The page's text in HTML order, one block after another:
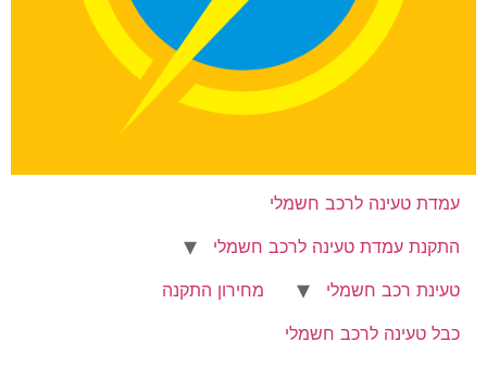
עמדת טעינה לרכב חשמלי
התקנת עמדת טעינה לרכב חשמלי
טעינת רכב חשמלי
מחירון התקנה
כבל טעינה לרכב חשמלי